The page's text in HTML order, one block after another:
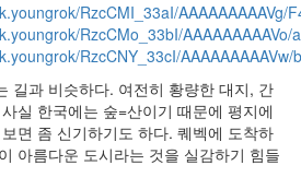
RzcCMI_33aI/AAAAAAAAAVg/
RzcCMo_33bI/
RzcCNY_33cI/
길과 비슷하다. 여전히 황량한 대지, 간
실 한국에는 숲=산이기 때문에 평지에
면 좀 신기하기도 하다. 퀘벡에 도착하
아름다운 도시라는 것을 실감하기 힘들